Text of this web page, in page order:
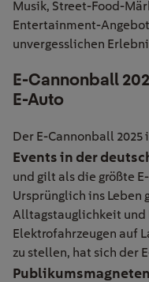
Musik, Street-Food-
Entertainment-
unvergesslichen
E-Cannonball
E-Auto
Der E-Cannonball 2025
Events in der
und gilt als die größte
Ursprünglich ins Leben
Alltagstauglichkeit und
Elektrofahrzeugen auf
zu stellen, hat sich der
Publikumsmagneten